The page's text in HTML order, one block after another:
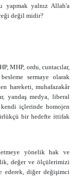
yapmak yalnız Allah'a
değil midir?
MHP, ordu, cuntacılar,
sermaye olarak
hareketi, muhafazakâr
yandaş medya, liberal
içlerinde homojen
bir hedefte ittifak
yönelik hak ve
değer ve ölçülerimizi
ederek, diğer değişimci